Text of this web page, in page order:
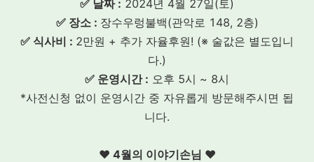
✅ 날짜 : 2024년 4월 27일(토)
✅ 장소 : 장수우렁불백(관악로 148, 2층)
✅ 식사비 : 2만원 + 추가 자율후원! (※ 술값은 별도입니
다.)
✅ 운영시간 : 오후 5시 ~ 8시
*사전신청 없이 운영시간 중 자유롭게 방문해주시면 됩
니다.
♥️ 4월의 이야기손님 ♥️